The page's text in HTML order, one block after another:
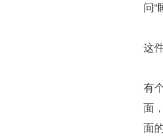
问“
这
有
面
面